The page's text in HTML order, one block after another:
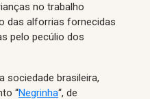
no trabalho
das alforrias fornecidas
pelo pecúlio dos
sociedade brasileira,
“Negrinha“, de